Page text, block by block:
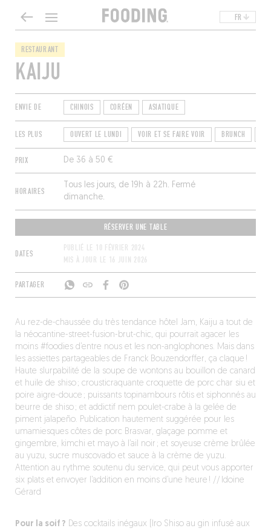
FR
RESTAURANT
KAIJU
ENVIE DE CHINOIS CORÉEN ASIATIQUE
LES PLUS OUVERT LE LUNDI VOIR ET SE FAIRE VOIR BRUNCH
PRIX De 36 à 50 €
HORAIRES
Tous les jours, de 19h à 22h. Fermé
dimanche.
RÉSERVER UNE TABLE
DATES
PUBLIÉ LE
10 FÉVRIER 2024
MIS À JOUR LE
16 JUIN 2026
PARTAGER
Au rez-de-chaussée du très tendance hôtel Jam, Kaiju a tout de
la néocantine-street-fusion-brut-chic, qui pourrait agacer les
moins #foodies d’entre nous et les non-anglophones. Mais dans
les assiettes partageables de Franck Bouzendorffer, ça claque !
Haute slurpabilité de la soupe de wontons au bouillon de canard
et huile de shiso ; crousticraquante croquette de porc char siu et
poire aigre-douce ; puissants topinambours rôtis et siphonnés au
beurre de shiso ; et addictif nem poulet-crabe à la gelée de
piment jalapeño. Publication hautement suggérée pour les
umamiesques côtes de porc Brasvar, glaçage pomme et
gingembre, kimchi et mayo à l’ail noir ; et soyeuse crème brûlée
au yuzu, sucre muscovado et sauce à la crème de yuzu.
Attention au rythme soutenu du service, qui peut vous apporter
six plats et envoyer l’addition en moins d’une heure ! // Idoine
Gérard
Pour la soif ? Des cocktails inégaux (Iro Shiso au gin infusé aux